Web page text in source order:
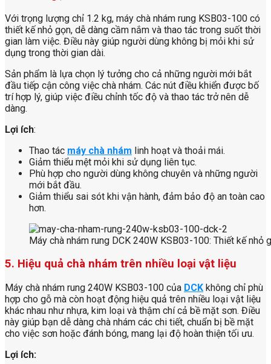
Với trọng lượng chỉ 1.2 kg, máy chà nhám rung KSB03-100 có
thiết kế nhỏ gọn, dễ dàng cầm nắm và thao tác trong suốt thời
gian làm việc. Điều này giúp người dùng không bị mỏi khi sử
dụng trong thời gian dài.
Sản phẩm là lựa chọn lý tưởng cho cả những người mới bắt
đầu tiếp cận công việc chà nhám. Các nút điều khiển được bố
trí hợp lý, giúp việc điều chỉnh tốc độ và thao tác trở nên dễ
dàng.
Lợi ích:
Thao tác máy chà nhám linh hoạt và thoải mái.
Giảm thiểu mệt mỏi khi sử dụng liên tục.
Phù hợp cho người dùng không chuyên và những người
mới bắt đầu.
Giảm thiểu sai sót khi vận hành, đảm bảo độ an toàn cao
hơn.
Máy chà nhám rung DCK 240W KSB03-100: Thiết kế nhỏ
5. Hiệu quả chà nhám trên nhiều loại vật liệu
Máy chà nhám rung 240W KSB03-100 của DCK không chỉ phù
hợp cho gỗ mà còn hoạt động hiệu quả trên nhiều loại vật liệu
khác nhau như nhựa, kim loại và thậm chí cả bề mặt sơn. Điều
này giúp bạn dễ dàng chà nhám các chi tiết, chuẩn bị bề mặt
cho việc sơn hoặc đánh bóng, mang lại độ hoàn thiện tối ưu.
Lợi ích: